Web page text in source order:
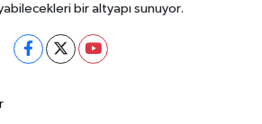
bir altyapı sunuyor.